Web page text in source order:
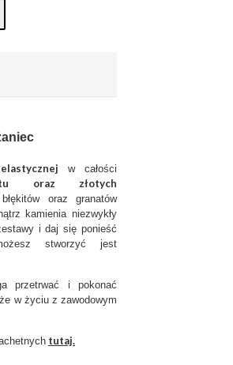
w całości
oraz złotych
oraz granatów
kamienia niezwykły
i daj się ponieść
stworzyć jest
przetrwać i pokonać
w życiu z zawodowym
tutaj.